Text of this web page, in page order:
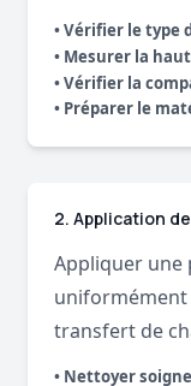
• Vérifier le type
• Mesurer la
• Vérifier la
• Préparer le
2. Application
Appliquer une
uniformément
transfert de
• Nettoyer